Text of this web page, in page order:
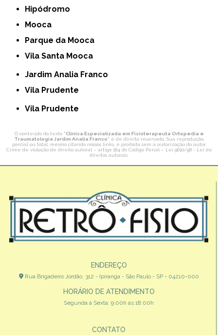
Hipódromo
Mooca
Parque da Mooca
Vila Santa Mooca
Jardim Analia Franco
Vila Prudente
Vila Prudente
O conteúdo do texto "Clínica Especializada em Fisioterapeuta Ortopedia e
Traumatologia Jardim Analia Franco" é de direito reservado. Sua reprodução,
parcial ou total, mesmo citando nossos links, é proibida sem a autorização do autor.
Crime de violação de direito autoral – artigo 184 do Código Penal – Lei 9610/98 - Lei de
direitos autorais.
ENDEREÇO
Rua Brigadeiro Jordão, 312 - Ipiranga - São Paulo - SP - 04210-000
HORÁRIO DE ATENDIMENTO
Segunda à Sexta: 9:00h às 18:00h
CONTATO